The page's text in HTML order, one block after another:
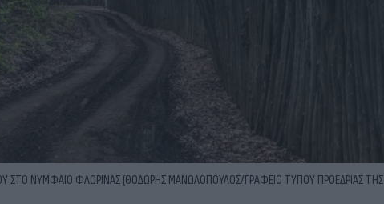
ΣΤΟ ΝΥΜΦΑΙΟ ΦΛΩΡΙΝΑΣ (ΘΟΔΩΡΗΣ ΜΑΝΩΛΟΠΟΥΛΟΣ/ΓΡΑΦΕΙΟ ΤΥΠΟΥ ΠΡΟΕΔΡΙΑΣ ΤΗΣ